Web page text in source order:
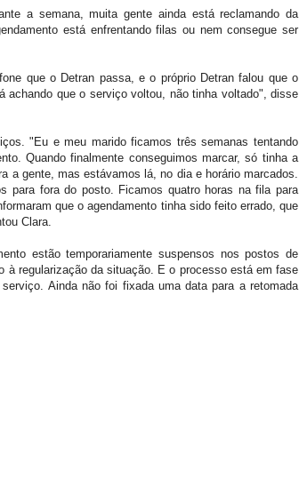
a semana, muita gente ainda está reclamando da
está enfrentando filas ou nem consegue ser
que o Detran passa, e o próprio Detran falou que o
achando que o serviço voltou, não tinha voltado", disse
"Eu e meu marido ficamos três semanas tentando
Quando finalmente conseguimos marcar, só tinha a
a gente, mas estávamos lá, no dia e horário marcados.
para fora do posto. Ficamos quatro horas na fila para
que o agendamento tinha sido feito errado, que
Clara.
estão temporariamente suspensos nos postos de
à regularização da situação. E o processo está em fase
Ainda não foi fixada uma data para a retomada